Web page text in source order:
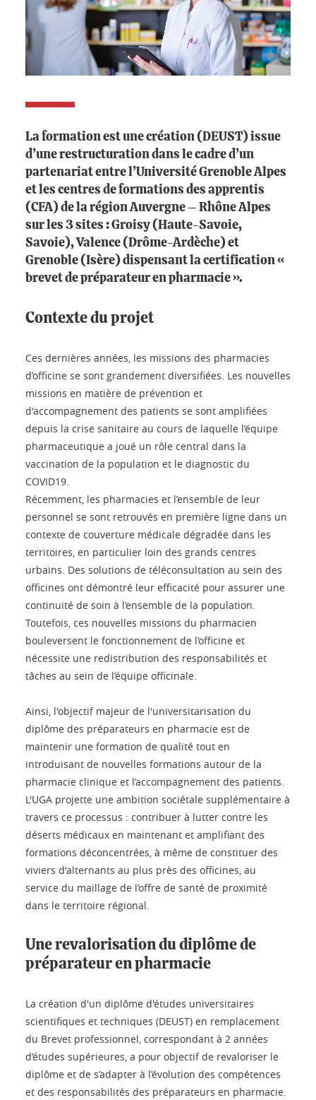
La formation est une création (DEUST) issue
d’une restructuration dans le cadre d’un
partenariat entre l’Université Grenoble Alpes
et les centres de formations des apprentis
(CFA) de la région Auvergne – Rhône Alpes
sur les 3 sites : Groisy (Haute-Savoie,
Savoie), Valence (Drôme-Ardèche) et
Grenoble (Isère) dispensant la certification «
brevet de préparateur en pharmacie ».
Contexte du projet
Ces dernières années, les missions des pharmacies
d’officine se sont grandement diversifiées. Les nouvelles
missions en matière de prévention et
d'accompagnement des patients se sont amplifiées
depuis la crise sanitaire au cours de laquelle l’équipe
pharmaceutique a joué un rôle central dans la
vaccination de la population et le diagnostic du
COVID19.
Récemment, les pharmacies et l’ensemble de leur
personnel se sont retrouvés en première ligne dans un
contexte de couverture médicale dégradée dans les
territoires, en particulier loin des grands centres
urbains. Des solutions de téléconsultation au sein des
officines ont démontré leur efficacité pour assurer une
continuité de soin à l’ensemble de la population.
Toutefois, ces nouvelles missions du pharmacien
bouleversent le fonctionnement de l’officine et
nécessite une redistribution des responsabilités et
tâches au sein de l’équipe officinale.
Ainsi, l'objectif majeur de l'universitarisation du
diplôme des préparateurs en pharmacie est de
maintenir une formation de qualité tout en
introduisant de nouvelles formations autour de la
pharmacie clinique et l’accompagnement des patients.
L'UGA projette une ambition sociétale supplémentaire à
travers ce processus : contribuer à lutter contre les
déserts médicaux en maintenant et amplifiant des
formations déconcentrées, à même de constituer des
viviers d'alternants au plus près des officines, au
service du maillage de l’offre de santé de proximité
dans le territoire régional.
Une revalorisation du diplôme de
préparateur en pharmacie
La création d'un diplôme d'études universitaires
scientifiques et techniques (DEUST) en remplacement
du Brevet professionnel, correspondant à 2 années
d’études supérieures, a pour objectif de revaloriser le
diplôme et de s’adapter à l’évolution des compétences
et des responsabilités des préparateurs en pharmacie.